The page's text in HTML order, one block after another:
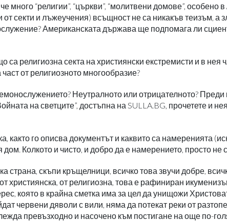
много “религии”, “църкви”, “молитвени домове”, особено
секти и лъжеучения) всъщност не са никакъв теизъм, а
Американската държава ще подпомага ли
религиозна секта на християнски екстремисти и в нея
от религиозното многообразие?
Неутралното или отрицателното?
на светците”, достъпна на SULLA.BG, прочетете и
както го описва документът и каквито са намеренията
Колкото и чисто, и добро да е намерението, просто не
страна, скъпи кръщелници, всичко това звучи добре,
християнска, от религиозна, това е рафиниран
която в крайна сметка има за цел да унищожи
червени дяволи с вили, няма да потекат реки от
превъзходно и насочено към постигане на още по-